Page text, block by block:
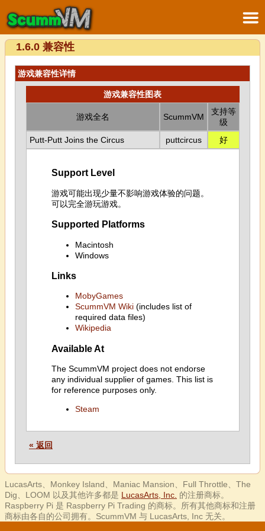
1.6.0 兼容性
游戏兼容性详情
游戏兼容性图表
游戏全名 ScummVM
支持等
级
Putt-Putt Joins the Circus
puttcircus 好
Support Level
游戏可能出现少量不影响游戏体验的问题。
可以完全游玩游戏。
Supported Platforms
Macintosh
Windows
Links
MobyGames
ScummVM Wiki(includes list of
required data files)
Wikipedia
Available At
The ScummVM project does not endorse
any individual supplier of games. This list is
for reference purposes only.
Steam
« 返回
LucasArts、Monkey Island、Maniac Mansion、Full Throttle、The
Dig、LOOM 以及其他许多都是 LucasArts, Inc. 的注册商标。
Raspberry Pi 是 Raspberry Pi Trading 的商标。所有其他商标和注册
商标由各自的公司拥有。ScummVM 与 LucasArts, Inc 无关。